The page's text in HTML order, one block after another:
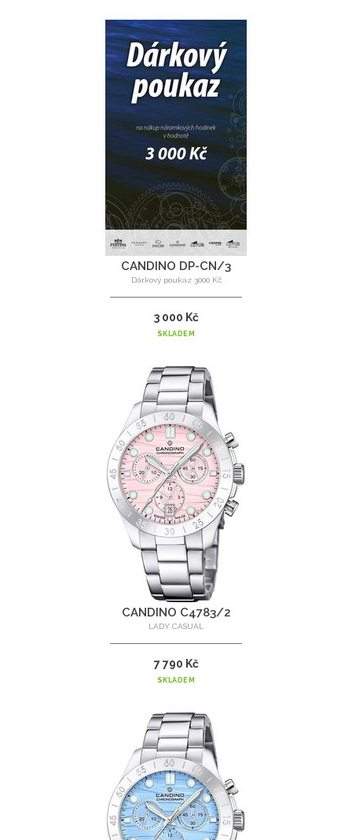
CANDINO DP-CN/3
Dárkový poukaz 3000 Kč
3 000 Kč
SKLADEM
CANDINO C4783/2
LADY CASUAL
7 790 Kč
SKLADEM